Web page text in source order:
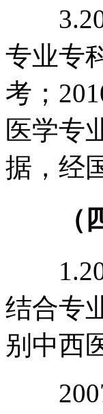
专业专
考；
医学专
据，经
（四
结合专
别中西
2007